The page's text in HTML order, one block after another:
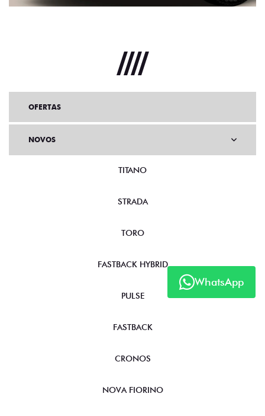
WhatsApp
OFERTAS
NOVOS
TITANO
STRADA
TORO
FASTBACK HYBRID
PULSE
FASTBACK
CRONOS
NOVA FIORINO